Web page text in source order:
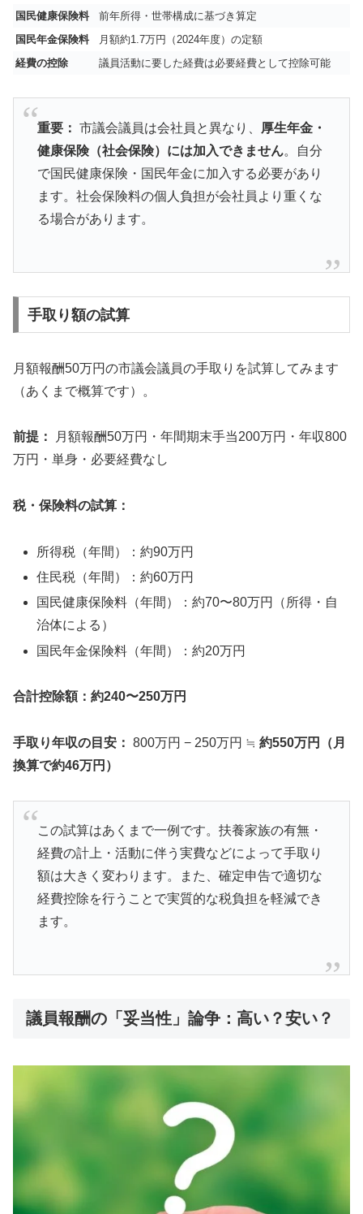
国民健康保険料
前年所得・世帯構成に基づき算定
国民年金保険料
月額約1.7万円（2024年度）の定額
経費の控除
議員活動に要した経費は必要経費として控除可能
重要： 市議会議員は会社員と異なり、
厚生年金・
健康保険（社会保険）には加入できません。自分
で国民健康保険・国民年金に加入する必要があり
ます。社会保険料の個人負担が会社員より重くな
る場合があります。
手取り額の試算
月額報酬50万円の市議会議員の手取りを試算してみます
（あくまで概算です）。
前提：
月額報酬50万円・年間期末手当200万円・年収800
万円・単身・必要経費なし
税・保険料の試算：
所得税（年間）：約90万円
住民税（年間）：約60万円
国民健康保険料（年間）：約70〜80万円（所得・自
治体による）
国民年金保険料（年間）：約20万円
合計控除額：約240〜250万円
手取り年収の目安： 800万円 − 250万円 ≒ 約550万円（月
換算で約46万円）
この試算はあくまで一例です。扶養家族の有無・
経費の計上・活動に伴う実費などによって手取り
額は大きく変わります。また、確定申告で適切な
経費控除を行うことで実質的な税負担を軽減でき
ます。
議員報酬の「妥当性」論争：高い？安い？